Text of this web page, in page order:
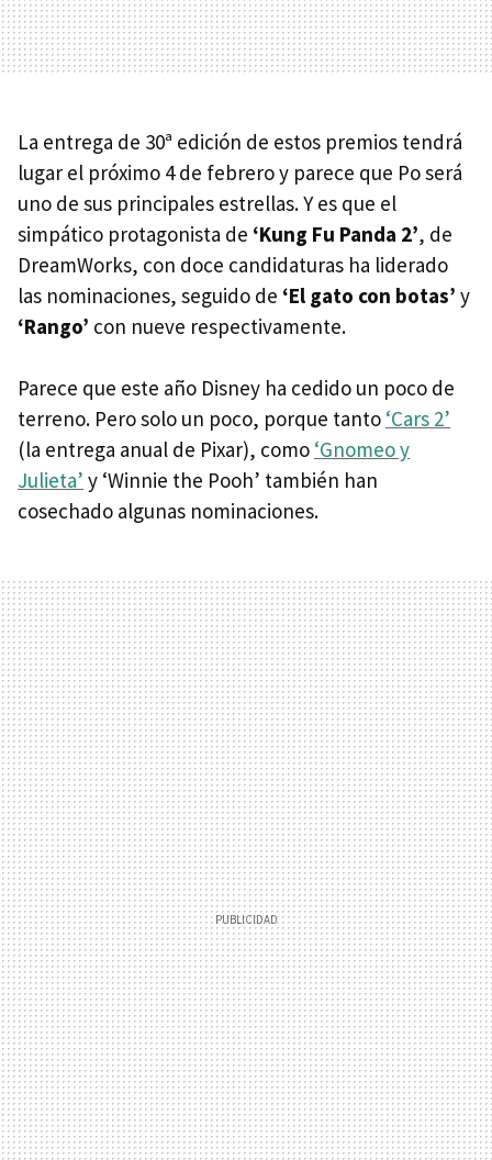
La entrega de 30ª edición de estos premios tendrá
lugar el próximo 4 de febrero y parece que Po será
uno de sus principales estrellas. Y es que el
simpático protagonista de ‘Kung Fu Panda 2’, de
DreamWorks, con doce candidaturas ha liderado
las nominaciones, seguido de ‘El gato con botas’ y
‘Rango’ con nueve respectivamente.
Parece que este año Disney ha cedido un poco de
terreno. Pero solo un poco, porque tanto ‘Cars 2’
(la entrega anual de Pixar), como ‘Gnomeo y
Julieta’ y ‘Winnie the Pooh’ también han
cosechado algunas nominaciones.